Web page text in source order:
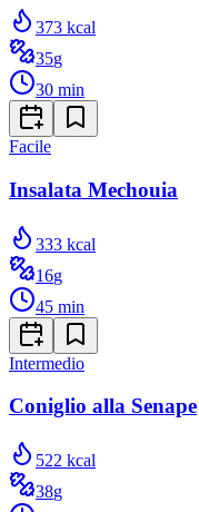
373 kcal
35g
30 min
Facile
Insalata Mechouia
333 kcal
16g
45 min
Intermedio
Coniglio alla Senape
522 kcal
38g